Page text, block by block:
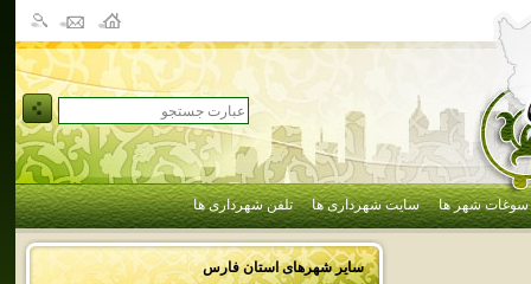
سوغات شهر ها سایت شهرداری ها تلفن شهرداری ها
سایر شهرهای استانفارس